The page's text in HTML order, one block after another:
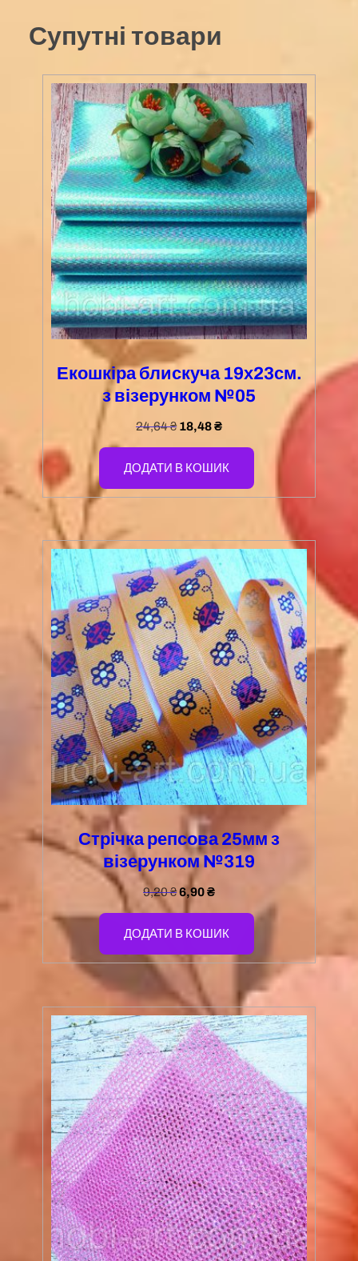
Супутні товари
Екошкіра блискуча 19х23см.
з візерунком №05
24,64₴ 18,48₴
ДОДАТИ В КОШИК
Стрічка репсова 25мм з
візерунком №319
9,20₴6,90₴
ДОДАТИ В КОШИК